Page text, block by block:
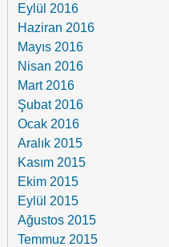
Eylül 2016
Haziran 2016
Mayıs 2016
Nisan 2016
Mart 2016
Şubat 2016
Ocak 2016
Aralık 2015
Kasım 2015
Ekim 2015
Eylül 2015
Ağustos 2015
Temmuz 2015